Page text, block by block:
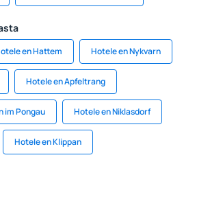
en Hattem Hotele en Nykvarn
Hotele en Apfeltrang
im Pongau Hotele en Niklasdorf
Hotele en Klippan